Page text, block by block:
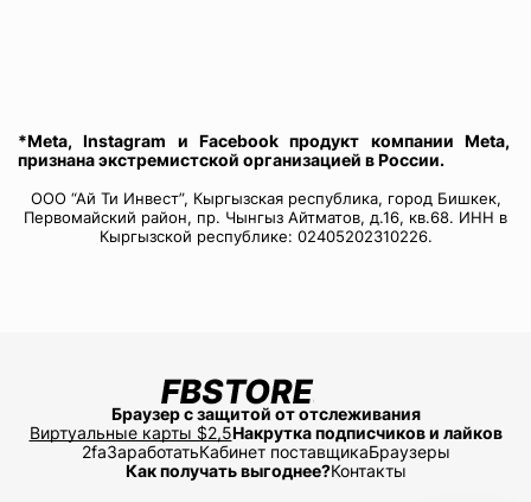
*Meta, Instagram и Facebook продукт компании Meta,
признана экстремистской организацией в России.
ООО “Ай Ти Инвест”, Кыргызская республика, город Бишкек,
Первомайский район, пр. Чынгыз Айтматов, д.16, кв.68. ИНН в
Кыргызской республике: 02405202310226.
Браузер с защитой от отслеживания
Виртуальные карты $2,5Накрутка подписчиков и лайков
2faЗаработатьКабинет поставщикаБраузеры
Как получать выгоднее?Контакты